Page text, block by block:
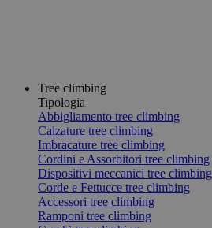
Tree climbing
Tipologia
Abbigliamento tree climbing
Calzature tree climbing
Imbracature tree climbing
Cordini e Assorbitori tree climbing
Dispositivi meccanici tree climbing
Corde e Fettucce tree climbing
Accessori tree climbing
Ramponi tree climbing